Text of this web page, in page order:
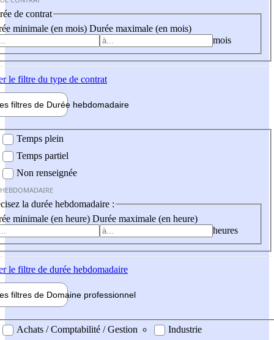
de contrat
minimale (en mois) Durée maximale (en mois)
mois
le filtre du type de contrat
filtres de Durée hebdomadaire
Temps plein
Temps partiel
Non renseignée
la durée hebdomadaire :
minimale (en heure) Durée maximale (en heure)
heures
le filtre de durée hebdomadaire
filtres de Domaine professionnel
professionel
Achats / Comptabilité / Gestion
Industrie